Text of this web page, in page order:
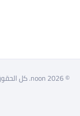
© 2026 noon. كل الحقوق محفوظة